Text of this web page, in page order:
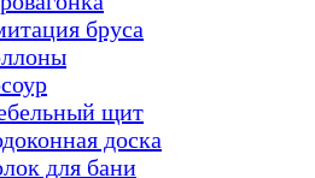
бруса
щит
доска
для бани